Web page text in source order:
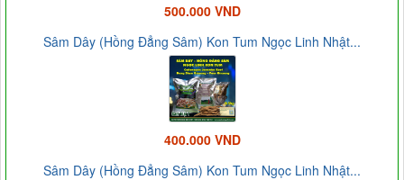
500.000 VND
Sâm Dây (Hồng Đẳng Sâm) Kon Tum Ngọc Linh Nhật...
400.000 VND
Sâm Dây (Hồng Đẳng Sâm) Kon Tum Ngọc Linh Nhật...